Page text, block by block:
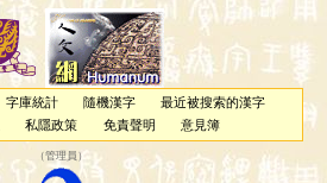
字庫統計 隨機漢字
最近被搜索的漢字
私隱政策 免責聲明 意見簿
（管理員 ）